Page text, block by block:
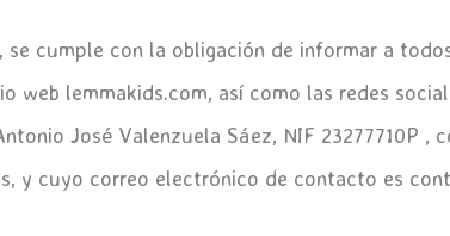
cumple con la obligación de informar a
web lemmakids.com, así como las redes
José Valenzuela Sáez, NIF 23277710P ,
y cuyo correo electrónico de contacto es